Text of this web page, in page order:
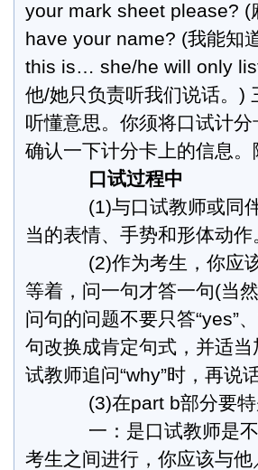
your mark sheet please? (
have your name? (我能知
this is… she/he will only
他/她只负责听我们说话。)
听懂意思。你须将口试计
确认一下计分卡上的信息
口试过程中
(1)与口试教师或同伴
当的表情、手势和形体动作
(2)作为考生，你应该
等着，问一句才答一句(当
问句的问题不要只答“yes”
句改换成肯定句式，并适
试教师追问“why”时，再说话
(3)在part b部分要特
一：是口试教师是不
考生之间进行，你应该与